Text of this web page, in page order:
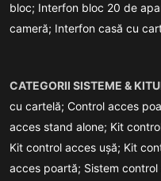
bloc; Interfon bloc 20 de
cameră; Interfon casă cu
CATEGORII SISTEME &
cu cartelă; Control acces
acces stand alone; Kit
Kit control acces ușă; Kit
acces poartă; Sistem control